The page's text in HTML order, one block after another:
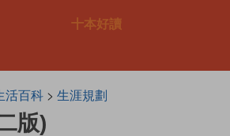
十本好讀
活百科> 生涯規劃
版)